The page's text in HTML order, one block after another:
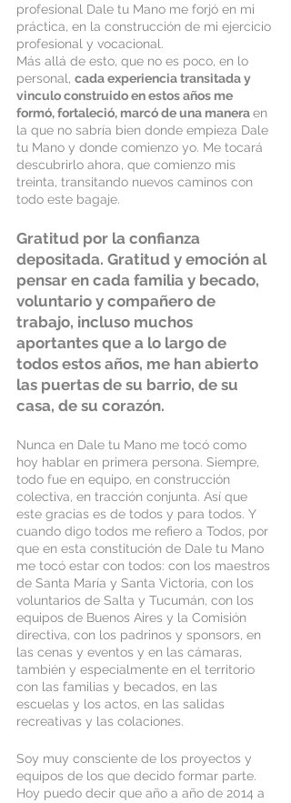
profesional Dale tu Mano me forjó en mi
práctica, en la construcción de mi ejercicio
profesional y vocacional.
Más allá de esto, que no es poco, en lo
personal, cada experiencia transitada y
vinculo construido en estos años me
formó, fortaleció, marcó de una manera en
la que no sabría bien donde empieza Dale
tu Mano y donde comienzo yo. Me tocará
descubrirlo ahora, que comienzo mis
treinta, transitando nuevos caminos con
todo este bagaje.
Gratitud por la confianza
depositada. Gratitud y emoción al
pensar en cada familia y becado,
voluntario y compañero de
trabajo, incluso muchos
aportantes que a lo largo de
todos estos años, me han abierto
las puertas de su barrio, de su
casa, de su corazón.
Nunca en Dale tu Mano me tocó como
hoy hablar en primera persona. Siempre,
todo fue en equipo, en construcción
colectiva, en tracción conjunta. Así que
este gracias es de todos y para todos. Y
cuando digo todos me refiero a Todos, por
que en esta constitución de Dale tu Mano
me tocó estar con todos: con los maestros
de Santa María y Santa Victoria, con los
voluntarios de Salta y Tucumán, con los
equipos de Buenos Aires y la Comisión
directiva, con los padrinos y sponsors, en
las cenas y eventos y en las cámaras,
también y especialmente en el territorio
con las familias y becados, en las
escuelas y los actos, en las salidas
recreativas y las colaciones.
Soy muy consciente de los proyectos y
equipos de los que decido formar parte.
Hoy puedo decir que año a año de 2014 a